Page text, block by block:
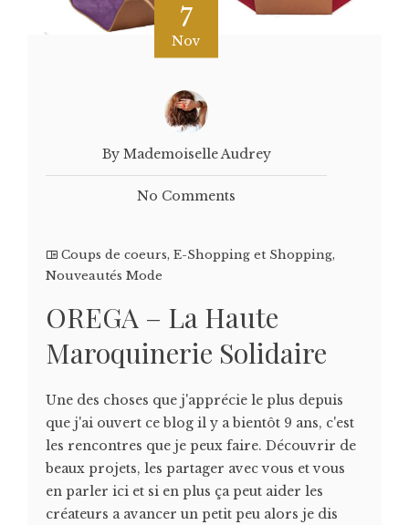
7
Nov
By Mademoiselle Audrey
No Comments
Coups de coeurs, E-Shopping et Shopping,
Nouveautés Mode
OREGA – La Haute
Maroquinerie Solidaire
Une des choses que j'apprécie le plus depuis
que j'ai ouvert ce blog il y a bientôt 9 ans, c'est
les rencontres que je peux faire. Découvrir de
beaux projets, les partager avec vous et vous
en parler ici et si en plus ça peut aider les
créateurs a avancer un petit peu alors je dis